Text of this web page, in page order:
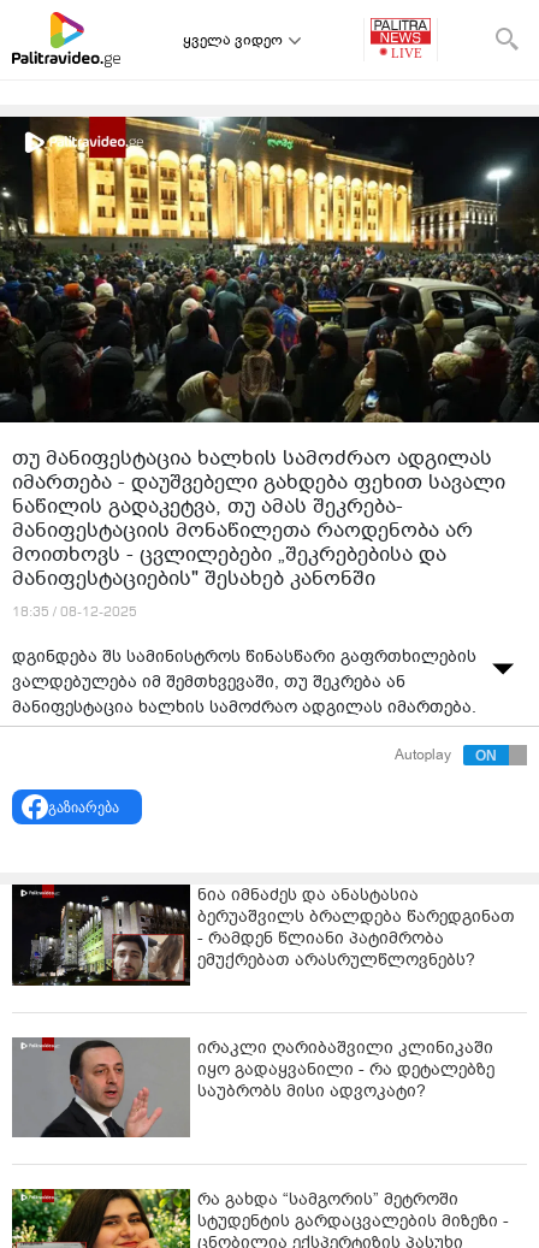
ყველა ვიდეო
თუ მანიფესტაცია ხალხის სამოძრაო ადგილას
იმართება - დაუშვებელი გახდება ფეხით სავალი
ნაწილის გადაკეტვა, თუ ამას შეკრება-
მანიფესტაციის მონაწილეთა რაოდენობა არ
მოითხოვს - ცვლილებები „შეკრებებისა და
მანიფესტაციების" შესახებ კანონში
18:35 / 08-12-2025
დგინდება შს სამინისტროს წინასწარი გაფრთხილების
ვალდებულება იმ შემთხვევაში, თუ შეკრება ან
მანიფესტაცია ხალხის სამოძრაო ადგილას იმართება.
ამასთან ერთად, სატრანსპორტო გზის გადაკეტვის
ანალოგიურად, დაუშვებელი ხდება ხალხის სავალი
მანიფესტაციის მონაწილეთა რაოდენობა არ
კონსტრუქციებით და საგნებით გადაკეტვა.
ამ მიმართულებით მთელი რიგი ცვლილებები
„შეკრებებისა და მანიფესტაციების შესახებ კანონში
ხორციელდება, რომელიც პარლამენტს „ქართული
კუთხით “ადმინისტრაციულ სამართალდარღვევათა
კოდექსშიც“ შედის.
„ქართული ოცნების“ მიერ მომზადებული პროექტის
შეკრება-მანიფესტაცია ხალხის ან ტრანსპორტის
სავალ ადგილას იმართება ან ტრანსპორტის, ხალხის
Autoplay
გაზიარება
ნია იმნაძეს და ანასტასია
ბერუაშვილს ბრალდება წარედგინათ
- რამდენ წლიანი პატიმრობა
ემუქრებათ არასრულწლოვნებს?
ირაკლი ღარიბაშვილი კლინიკაში
იყო გადაყვანილი - რა დეტალებზე
საუბრობს მისი ადვოკატი?
რა გახდა “სამგორის” მეტროში
სტუდენტის გარდაცვალების მიზეზი -
ცნობილია ექსპერტიზის პასუხი